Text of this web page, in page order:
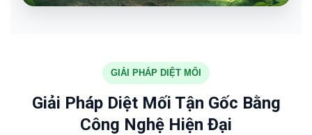
GIẢI PHÁP DIỆT MỐI
Giải Pháp Diệt Mối Tận Gốc Bằng
Công Nghệ Hiện Đại